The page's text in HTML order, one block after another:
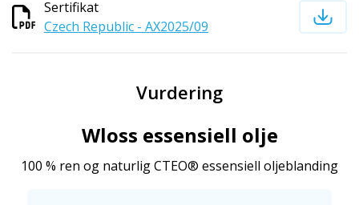
Sertifikat
Czech Republic - AX2025/09
Vurdering
Wloss essensiell olje
100 % ren og naturlig CTEO® essensiell oljeblanding